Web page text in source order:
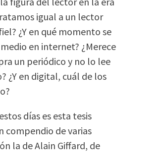
igual a un lector
¿Y en qué momento se
en internet? ¿Merece
un periódico y no lo lee
¿Y en digital, cuál de los
días es esta tesis
compendio de varias
la de Alain Giffard, de